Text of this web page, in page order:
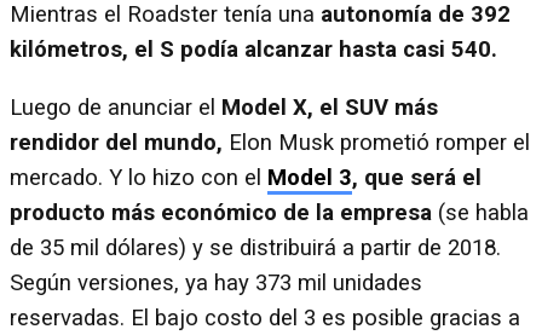
Mientras el Roadster tenía una autonomía de 392
kilómetros, el S podía alcanzar hasta casi 540.
Luego de anunciar el Model X, el SUV más
rendidor del mundo, Elon Musk prometió romper el
mercado. Y lo hizo con el Model 3, que será el
producto más económico de la empresa (se habla
de 35 mil dólares) y se distribuirá a partir de 2018.
Según versiones, ya hay 373 mil unidades
reservadas. El bajo costo del 3 es posible gracias a